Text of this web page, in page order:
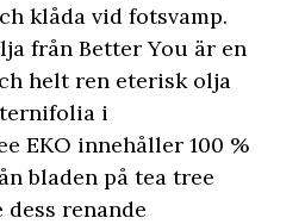
klåda vid fotsvamp.
från Better You är en
helt ren eterisk olja
i
EKO innehåller 100 %
bladen på tea tree
dess renande